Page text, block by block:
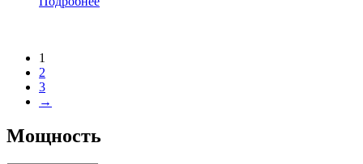
1
2
3
→
Мощность